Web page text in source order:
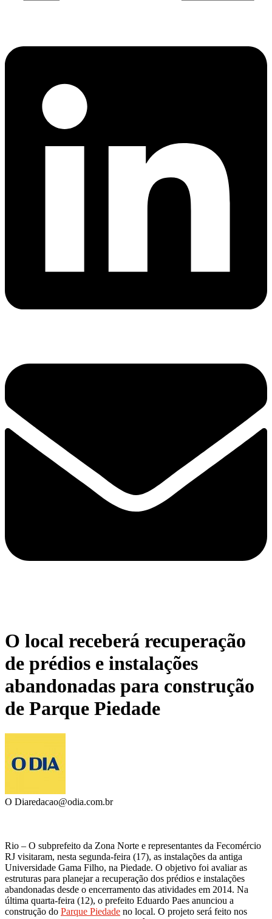
O local receberá recuperação
de prédios e instalações
abandonadas para construção
de Parque Piedade
O Diaredacao@odia.com.br
Rio – O subprefeito da Zona Norte e representantes da Fecomércio
RJ visitaram, nesta segunda-feira (17), as instalações da antiga
Universidade Gama Filho, na Piedade. O objetivo foi avaliar as
estruturas para planejar a recuperação dos prédios e instalações
abandonadas desde o encerramento das atividades em 2014. Na
última quarta-feira (12), o prefeito Eduardo Paes anunciou a
construção do Parque Piedade no local. O projeto será feito nos